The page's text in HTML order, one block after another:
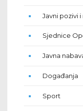
Javni pozivi
Sjednice
Javna
Događanja
Sport